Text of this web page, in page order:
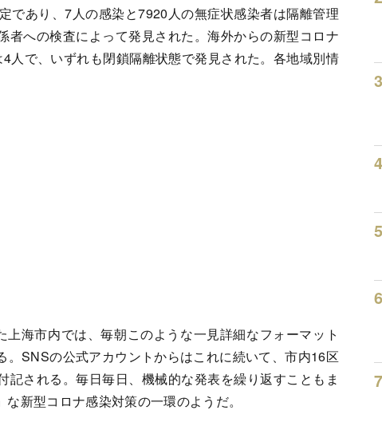
であり、7人の感染と7920人の無症状感染者は隔離管理
者への検査によって発見された。海外からの新型コロナ
人で、いずれも閉鎖隔離状態で発見された。各地域別情
海市内では、毎朝このような一見詳細なフォーマット
SNSの公式アカウントからはこれに続いて、市内16区
される。毎日毎日、機械的な発表を繰り返すこともま
新型コロナ感染対策の一環のようだ。